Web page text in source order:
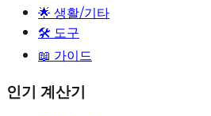
🌟 생활/기타
🛠️ 도구
📖 가이드
인기 계산기